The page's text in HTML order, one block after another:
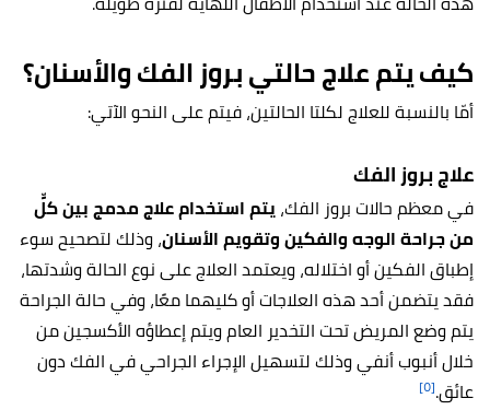
كيف يتم علاج حالتي بروز الفك والأسنان؟
أمّا بالنسبة للعلاج لكلتا الحالتين، فيتم على النحو الآتي:
علاج بروز الفك
في معظم حالات بروز الفك،يتم استخدام علاج مدمج بين كلٍّ
من جراحة الوجه والفكين وتقويم الأسنان، وذلك لتصحيح سوء
إطباق الفكين أو اختلاله، ويعتمد العلاج على نوع الحالة وشدتها،
فقد يتضمن أحد هذه العلاجات أو كليهما معًا، وفي حالة الجراحة
يتم وضع المريض تحت التخدير العام ويتم إعطاؤه الأكسجين من
خلال أنبوب أنفي وذلك لتسهيل الإجراء الجراحي في الفك دون
عائق.[٥]